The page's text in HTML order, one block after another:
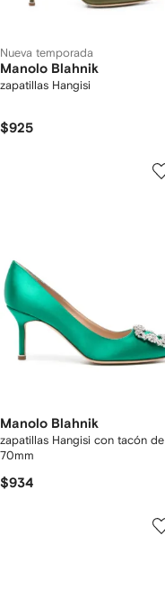
Nueva temporada
Manolo Blahnik
zapatillas Hangisi
$925
Manolo Blahnik
zapatillas Hangisi con tacón de
70mm
$934